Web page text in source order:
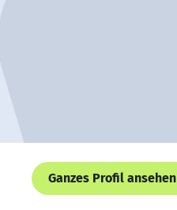
Ganzes Profil ansehen